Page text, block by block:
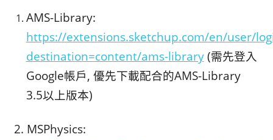
AMS-Library:
https://extensions.sketchup.com/en/user/
destination=content/ams-library(需先登入
Google帳戶, 優先下載配合的AMS-Library
3.5以上版本)
2. MSPhysics: